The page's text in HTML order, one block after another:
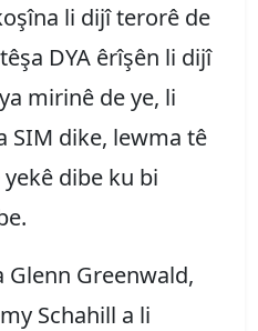
li dijî terorê de
DYA êrîşên li dijî
mirinê de ye, li
SIM dike, lewma tê
dibe ku bi
Glenn Greenwald,
Schahill a li